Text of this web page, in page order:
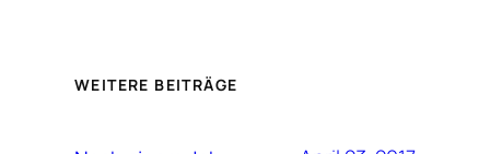
WEITERE BEITRÄGE